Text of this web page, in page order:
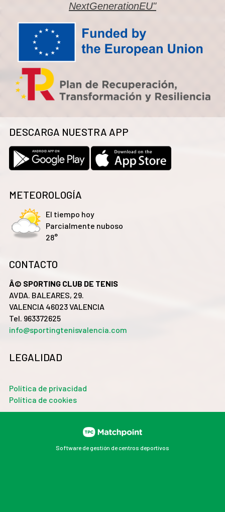
NextGenerationEU"
DESCARGA NUESTRA APP
METEOROLOGÍA
El tiempo hoy
Parcialmente nuboso
28°
CONTACTO
Â© SPORTING CLUB DE TENIS
AVDA. BALEARES, 29.
VALENCIA 46023 VALENCIA
Tel. 963372625
info@sportingtenisvalencia.com
LEGALIDAD
Política de privacidad
Política de cookies
Software de gestión de centros deportivos